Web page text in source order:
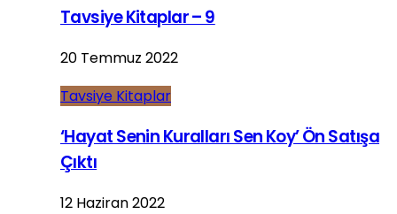
Tavsiye Kitaplar – 9
20 Temmuz 2022
Tavsiye Kitaplar
‘Hayat Senin Kuralları Sen Koy’ Ön Satışa
Çıktı
12 Haziran 2022